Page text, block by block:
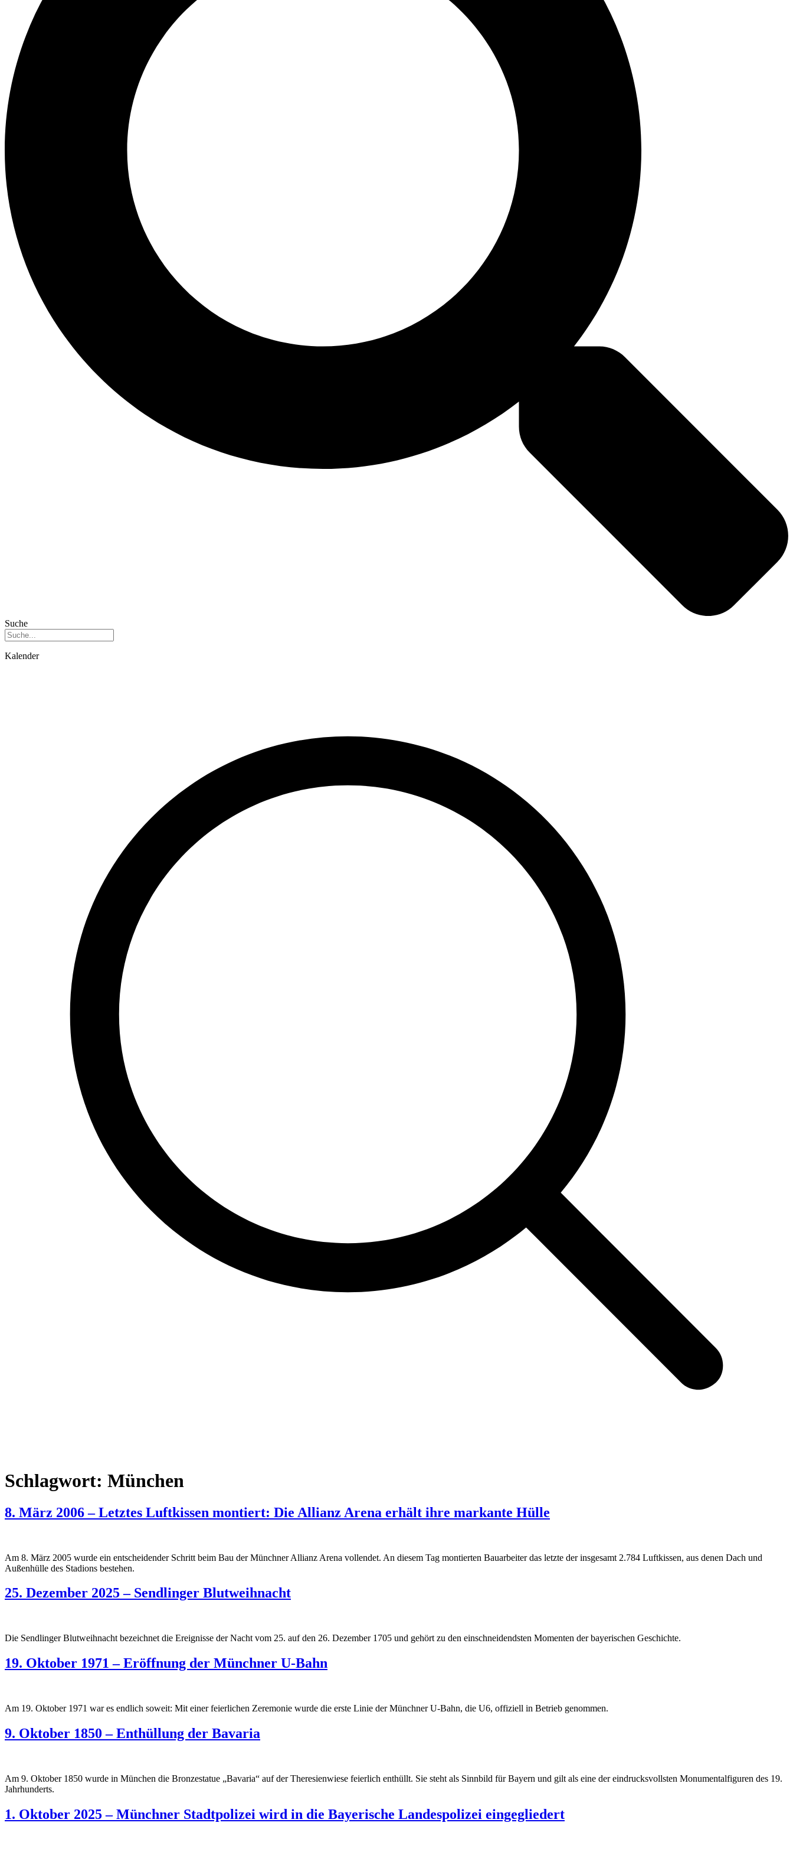
Suche
Kalender
Schlagwort: München
8. März 2006 – Letztes Luftkissen montiert: Die Allianz Arena erhält ihre markante Hülle
Am 8. März 2005 wurde ein entscheidender Schritt beim Bau der Münchner Allianz Arena vollendet. An diesem Tag montierten Bauarbeiter das letzte der insgesamt 2.784 Luftkissen, aus denen Dach und
Außenhülle des Stadions bestehen.
25. Dezember 2025 – Sendlinger Blutweihnacht
Die Sendlinger Blutweihnacht bezeichnet die Ereignisse der Nacht vom 25. auf den 26. Dezember 1705 und gehört zu den einschneidendsten Momenten der bayerischen Geschichte.
19. Oktober 1971 – Eröffnung der Münchner U-Bahn
Am 19. Oktober 1971 war es endlich soweit: Mit einer feierlichen Zeremonie wurde die erste Linie der Münchner U-Bahn, die U6, offiziell in Betrieb genommen.
9. Oktober 1850 – Enthüllung der Bavaria
Am 9. Oktober 1850 wurde in München die Bronzestatue „Bavaria“ auf der Theresienwiese feierlich enthüllt. Sie steht als Sinnbild für Bayern und gilt als eine der eindrucksvollsten Monumentalfiguren des 19.
Jahrhunderts.
1. Oktober 2025 – Münchner Stadtpolizei wird in die Bayerische Landespolizei eingegliedert